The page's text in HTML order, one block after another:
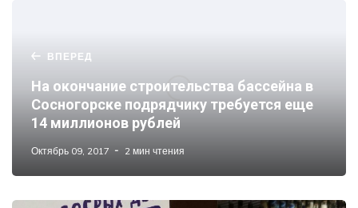
ВПЕРЕД
На окончание строительства бассейна в
Сосногорске подрядчику требуется еще
14 миллионов рублей
Октябрь 09, 2017 2 мин чтения